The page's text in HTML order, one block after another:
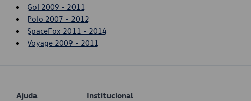
Gol 2009 - 2011
Polo 2007 - 2012
SpaceFox 2011 - 2014
Voyage 2009 - 2011
Ajuda Institucional